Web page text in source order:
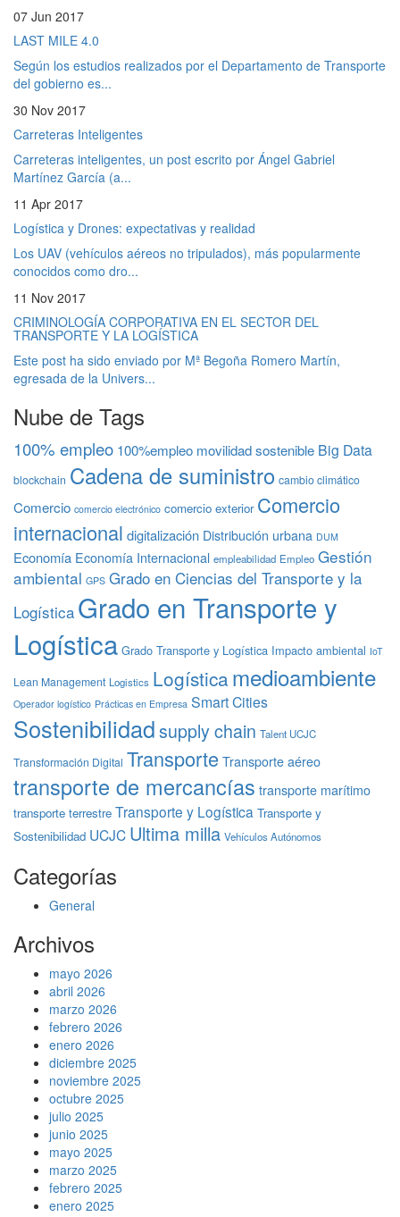
07 Jun 2017
LAST MILE 4.0
Según los estudios realizados por el Departamento de Transporte
del gobierno es...
30 Nov 2017
Carreteras Inteligentes
Carreteras inteligentes, un post escrito por Ángel Gabriel
Martínez García (a...
11 Apr 2017
Logística y Drones: expectativas y realidad
Los UAV (vehículos aéreos no tripulados), más popularmente
conocidos como dro...
11 Nov 2017
CRIMINOLOGÍA CORPORATIVA EN EL SECTOR DEL
TRANSPORTE Y LA LOGÍSTICA
Este post ha sido enviado por Mª Begoña Romero Martín,
egresada de la Univers...
Nube de Tags
100% empleo 100%empleo movilidad sostenible Big Data
blockchain Cadena de suministro cambio climático
Comercio comercio electrónico comercio exterior Comercio
internacional digitalización Distribución urbana DUM
Economía Economía Internacional empleabilidad Empleo Gestión
ambiental GPS Grado en Ciencias del Transporte y la
Logística Grado en Transporte y
Logística Grado Transporte y Logística Impacto ambiental IoT
Lean Management Logistics Logísticamedioambiente
Operador logístico Prácticas en Empresa Smart Cities
Sostenibilidadsupply chain Talent UCJC
Transformación Digital Transporte Transporte aéreo
transporte de mercancías transporte marítimo
transporte terrestre Transporte y Logística Transporte y
Sostenibilidad UCJC Ultima milla Vehículos Autónomos
Categorías
General
Archivos
mayo 2026
abril 2026
marzo 2026
febrero 2026
enero 2026
diciembre 2025
noviembre 2025
octubre 2025
julio 2025
junio 2025
mayo 2025
marzo 2025
febrero 2025
enero 2025